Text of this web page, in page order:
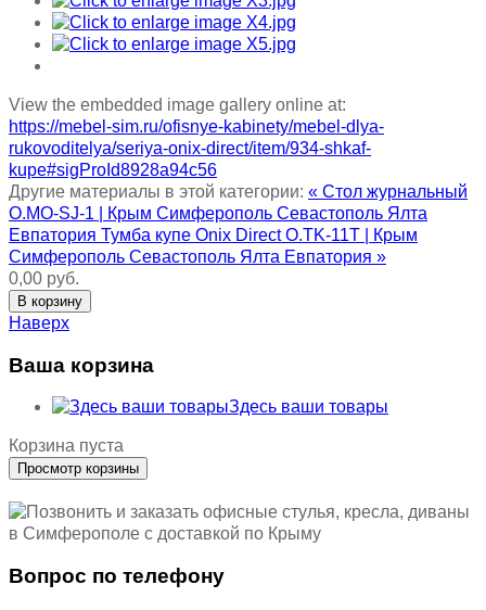
View the embedded image gallery online at:
https://mebel-sim.ru/ofisnye-kabinety/mebel-dlya-
rukovoditelya/seriya-onix-direct/item/934-shkaf-
kupe#sigProId8928a94c56
Другие материалы в этой категории: « Стол журнальный
O.MO-SJ-1 | Крым Симферополь Севастополь Ялта
Евпатория Тумба купе Onix Direct O.TK-11T | Крым
Симферополь Севастополь Ялта Евпатория »
0,00 руб.
Наверх
Ваша корзина
Здесь ваши товары
Корзина пуста
Вопрос по телефону